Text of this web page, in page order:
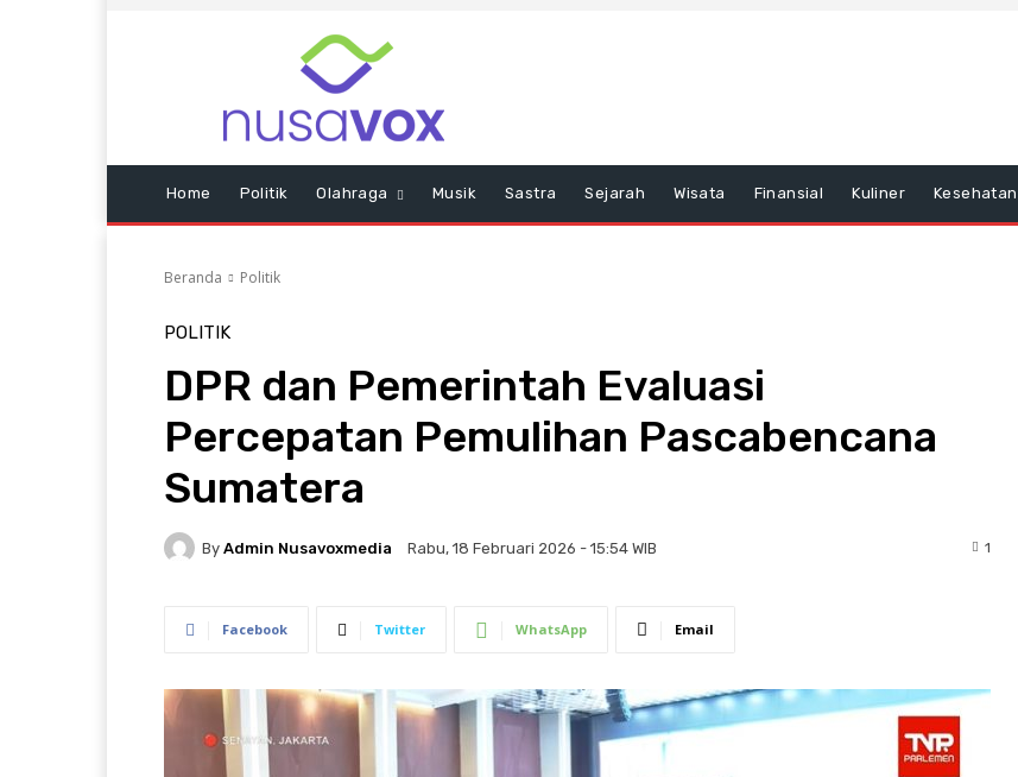
Home Politik Olahraga Musik Sastra Sejarah Wisata Finansial Kuliner Kesehatan
Beranda Politik
POLITIK
DPR dan Pemerintah Evaluasi
Percepatan Pemulihan Pascabencana
Sumatera
By Admin Nusavoxmedia Rabu, 18 Februari 2026 - 15:54 WIB 1
Facebook Twitter WhatsApp Email